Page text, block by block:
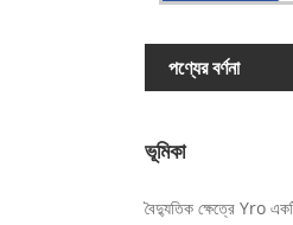
পণ্যের বর্ণনা
ভূমিকা
বৈদ্যুতিক ক্ষেত্রে Yro